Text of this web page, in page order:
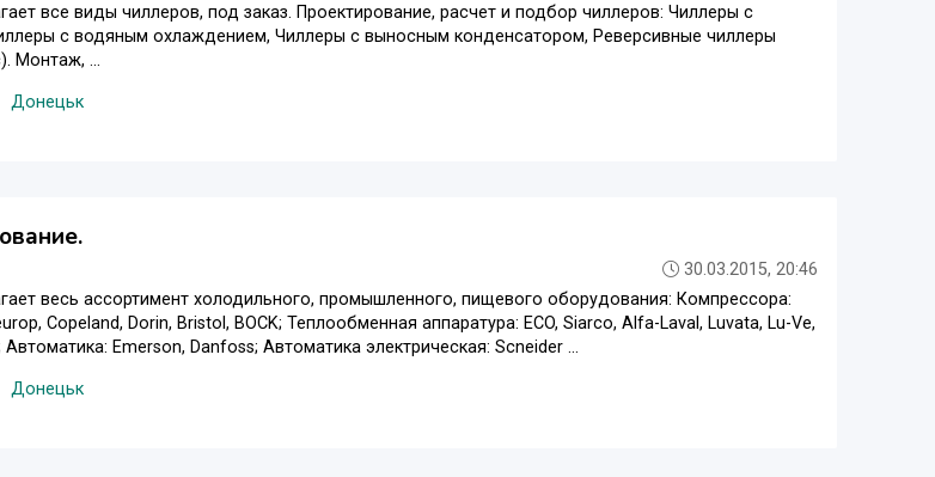
все виды чиллеров, под заказ. Проектирование, расчет и подбор чиллеров: Чиллеры с
с водяным охлаждением, Чиллеры с выносным конденсатором, Реверсивные чиллеры
Монтаж, ...
Донецьк
30.03.2015, 20:46
весь ассортимент холодильного, промышленного, пищевого оборудования: Компрессора:
Copeland, Dorin, Bristol, BOCK; Теплообменная аппаратура: ECO, Siarco, Alfa-Laval, Luvata, Lu-Ve,
Emerson, Danfoss; Автоматика электрическая: Scneider ...
Донецьк